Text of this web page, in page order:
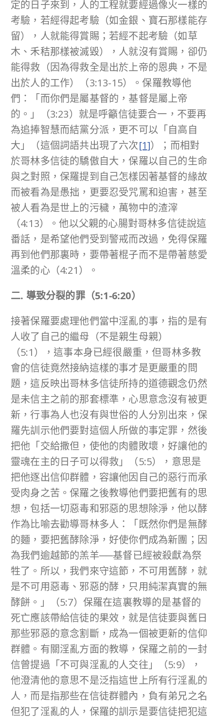
定的日子來到，人的工程就要經過像火一樣的
考驗，若經得起考驗（如金銀、寶石那樣能存
留），人就能得賞賜；若經不起考驗（如草
木、禾秸那樣被滅毀），人就沒有賞賜，卻仍
能得救（因為得救全是出於上帝的恩典，不是
出於人的工作）（3:13-15）。保羅教導他
們：「而你們是屬基督的，基督是屬上帝
的。」（3:23）就是呼籲信徒要合一，不要再
為追捧智慧而結黨分派，更不可以「自高自
大」（這個詞語共出現了六次[1]）；而相對
於哥林多信徒的驕傲自大，保羅以自己的生命
與之對照，保羅提到自己怎樣因著基督的緣故
而被看為是愚拙，更要忍受咒罵和迫害，甚至
被人看為是世上的污穢，萬物中的渣滓
（4:13）。他以父親的心腸對哥林多信徒說這
番話，是希望他們受到警戒而改過，免得保羅
再到他們那裏時，要帶著棍子而不是帶著慈愛
溫柔的心（4:21）。
二. 導致分裂的罪（5:1-6:20）
接著保羅要處理他們當中淫亂的事，指的是有
人收了自己的繼母（不是親生母親）
（5:1），這事本身已經很嚴重，但哥林多教
會的信徒竟然接納這樣的事才是更嚴重的問
題，這反映出哥林多信徒所持的道德觀念仍然
是未信主之前的那套標準，心思意念沒有被更
新，行事為人也沒有與世俗的人分別出來，保
羅先訓示他們要對這個人所做的事定罪，然後
把他「交給撒但，使他的肉體敗壞，好讓他的
靈魂在主的日子可以得救」（5:5），意思是
把他逐出信仰群體，容讓他因自己的惡行而承
受肉身之苦。保羅之後教導他們要把舊有的思
想，包括一切惡毒和邪惡的思想除淨，他以酵
作為比喻去勸導哥林多人：「既然你們是無酵
的麵，要把舊酵除淨，好使你們成為新團；因
為我們逾越節的羔羊──基督已經被殺獻為祭
牲了。所以，我們來守這節，不可用舊酵，就
是不可用惡毒、邪惡的酵，只用純潔真實的無
酵餅。」（5:7）保羅在這裏教導的是基督的
死亡應該帶給信徒的果效，就是信徒要與舊日
那些邪惡的意念割斷，成為一個被更新的信仰
群體。有關淫亂方面的教導，保羅之前的一封
信曾提過「不可與淫亂的人交往」（5:9），
他澄清他的意思不是泛指這世上所有行淫亂的
人，而是指那些在信徒群體內，負有弟兄之名
但犯了淫亂的人，保羅的訓示是要信徒把犯這